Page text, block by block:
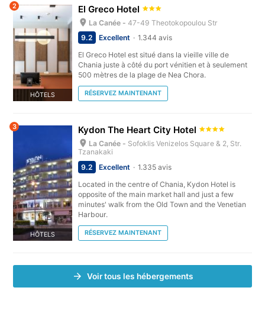
HÔTELS
2 El Greco Hotel
La Canée -47-49 Theotokopoulou Str
9.2
Excellent
1.344 avis
El Greco Hotel est situé dans la vieille ville de
Chania juste à côté du port vénitien et à seulement
500 mètres de la plage de Nea Chora.
RÉSERVEZ MAINTENANT
HÔTELS
3 Kydon The Heart City Hotel
La Canée - Sofoklis Venizelos Square & 2, Str.
Tzanakaki
9.2
Excellent
1.335 avis
Located in the centre of Chania, Kydon Hotel is
opposite of the main market hall and just a few
minutes' walk from the Old Town and the Venetian
Harbour.
RÉSERVEZ MAINTENANT
Voir tous les hébergements